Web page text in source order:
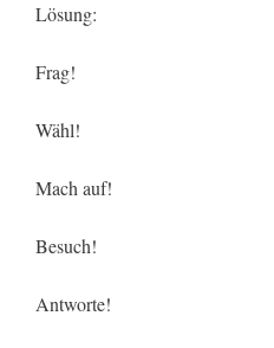
Lösung:
Frag!
Wähl!
Mach auf!
Besuch!
Antworte!